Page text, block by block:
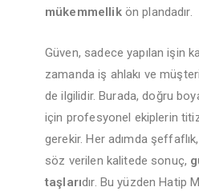
mükemmellikön plandadır.
Güven, sadece yapılan işin
zamanda iş ahlakı ve
de ilgilidir. Burada, doğru
için profesyonel ekiplerin
gerekir. Her adımda
söz verilen kalitede sonuç,
taşlarıdır. Bu yüzden Hatip